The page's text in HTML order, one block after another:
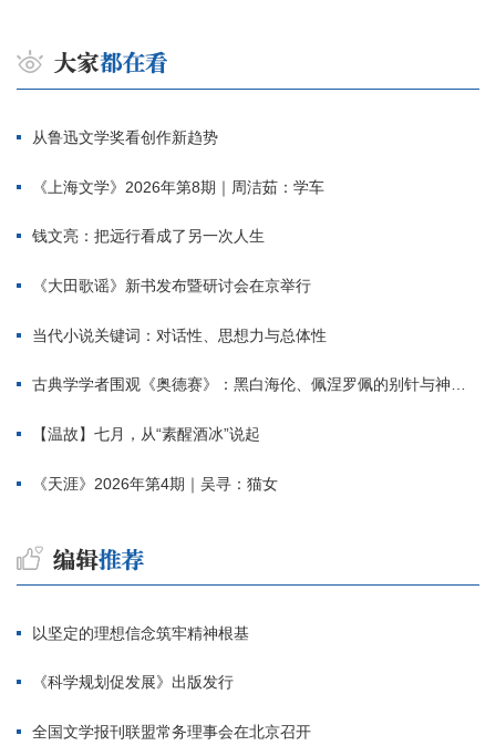
从鲁迅文学奖看创作新趋势
《上海文学》2026年第8期｜周洁茹：学车
钱文亮：把远行看成了另一次人生
《大田歌谣》新书发布暨研讨会在京举行
当代小说关键词：对话性、思想力与总体性
古典学学者围观《奥德赛》：黑白海伦、佩涅罗佩的别针与神秘入侵者
【温故】七月，从“素醒酒冰”说起
《天涯》2026年第4期｜吴寻：猫女
以坚定的理想信念筑牢精神根基
《科学规划促发展》出版发行
全国文学报刊联盟常务理事会在北京召开